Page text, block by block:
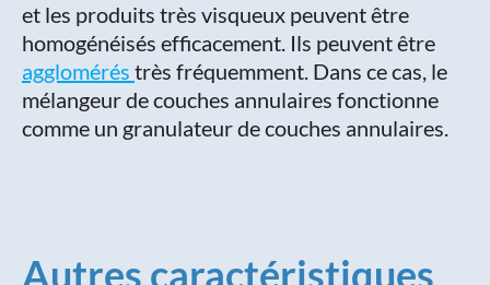
et les produits très visqueux peuvent être
homogénéisés efficacement. Ils peuvent être
agglomérés très fréquemment. Dans ce cas, le
mélangeur de couches annulaires fonctionne
comme un granulateur de couches annulaires.
Autres caractéristiques